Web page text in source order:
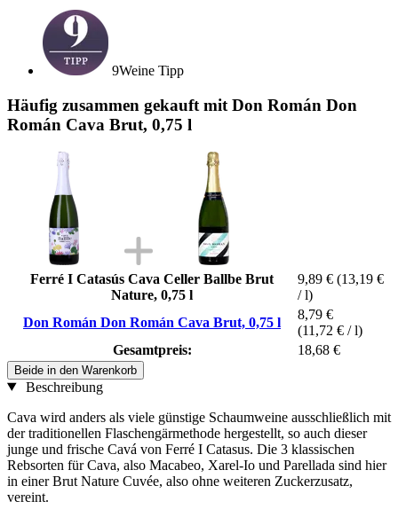
9Weine Tipp
Häufig zusammen gekauft mit Don Román Don
Román Cava Brut, 0,75 l
Ferré I Catasús Cava Celler Ballbe Brut
Nature, 0,75 l
9,89 € (13,19 €
/ l)
Don Román Don Román Cava Brut, 0,75 l
8,79 €
(11,72 € / l)
Gesamtpreis:
18,68 €
Beide in den Warenkorb
Beschreibung
Cava wird anders als viele günstige Schaumweine ausschließlich mit
der traditionellen Flaschengärmethode hergestellt, so auch dieser
junge und frische Cavá von Ferré I Catasus. Die 3 klassischen
Rebsorten für Cava, also Macabeo, Xarel-Io und Parellada sind hier
in einer Brut Nature Cuvée, also ohne weiteren Zuckerzusatz,
vereint.